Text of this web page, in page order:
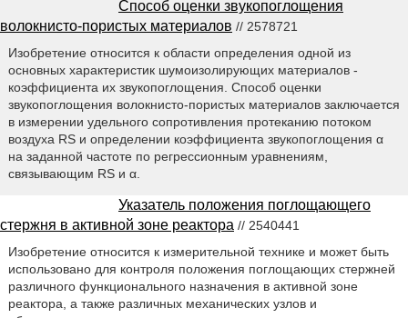
Способ оценки звукопоглощения
волокнисто-пористых материалов // 2578721
Изобретение относится к области определения одной из
основных характеристик шумоизолирующих материалов -
коэффициента их звукопоглощения. Способ оценки
звукопоглощения волокнисто-пористых материалов заключается
в измерении удельного сопротивления протеканию потоком
воздуха RS и определении коэффициента звукопоглощения α
на заданной частоте по регрессионным уравнениям,
связывающим RS и α.
Указатель положения поглощающего
стержня в активной зоне реактора // 2540441
Изобретение относится к измерительной технике и может быть
использовано для контроля положения поглощающих стержней
различного функционального назначения в активной зоне
реактора, а также различных механических узлов и